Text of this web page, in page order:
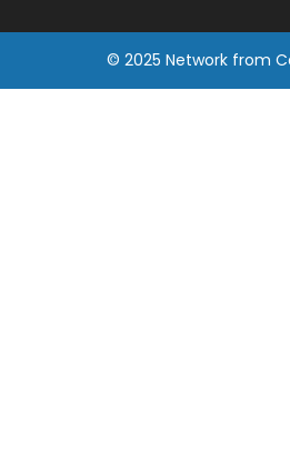
© 2025 Networkfrom